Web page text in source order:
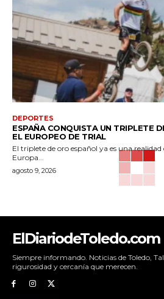
DEPORTES
ESPAÑA CONQUISTA UN TRIPLETE
EL EUROPEO DE TRIAL
El triplete de oro español ya es una
Europa...
agosto 9, 2026
ElDiariodeToledo.com
Siempre informando. Noticias de Toledo,
rigurosidad y cercanía que merecen.